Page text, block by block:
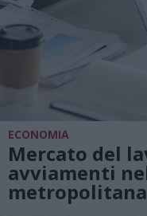
ECONOMIA
Mercato del
avviamenti